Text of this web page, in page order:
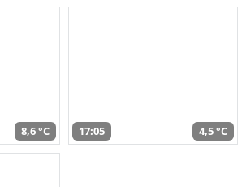
8,6 °C 17:05 4,5 °C